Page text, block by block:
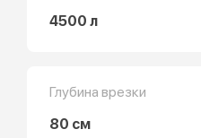
4500 л
Глубина врезки
80 см